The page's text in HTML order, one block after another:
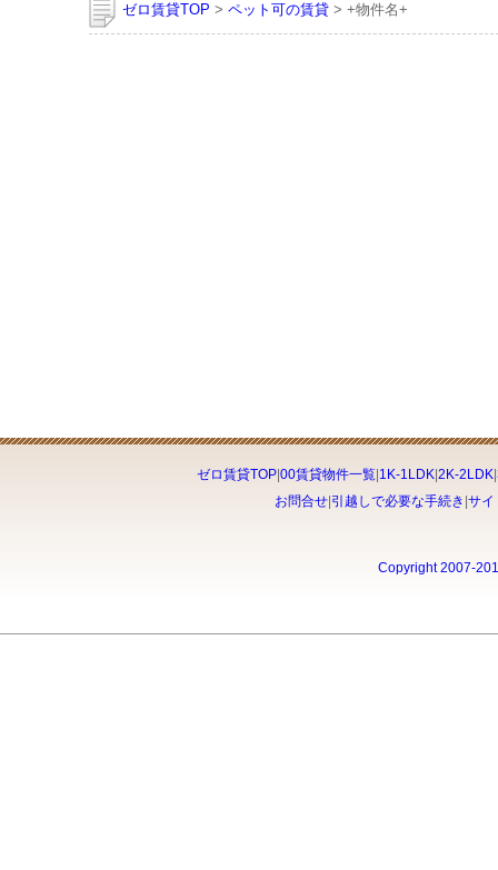
ゼロ賃貸TOP > ペット可の賃貸 > +物件名+
ゼロ賃貸TOP| 00賃貸物件一覧| 1K-1LDK| 2K-2LDK|
お問合せ 引越しで必要な手続き サイ
Copyright 2007-